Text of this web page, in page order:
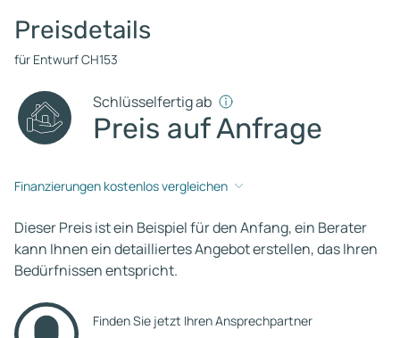
Preisdetails
für Entwurf CH153
Schlüsselfertig ab
Preis auf Anfrage
Finanzierungen kostenlos vergleichen
Dieser Preis ist ein Beispiel für den Anfang, ein Berater
kann Ihnen ein detailliertes Angebot erstellen, das Ihren
Bedürfnissen entspricht.
Finden Sie jetzt Ihren Ansprechpartner